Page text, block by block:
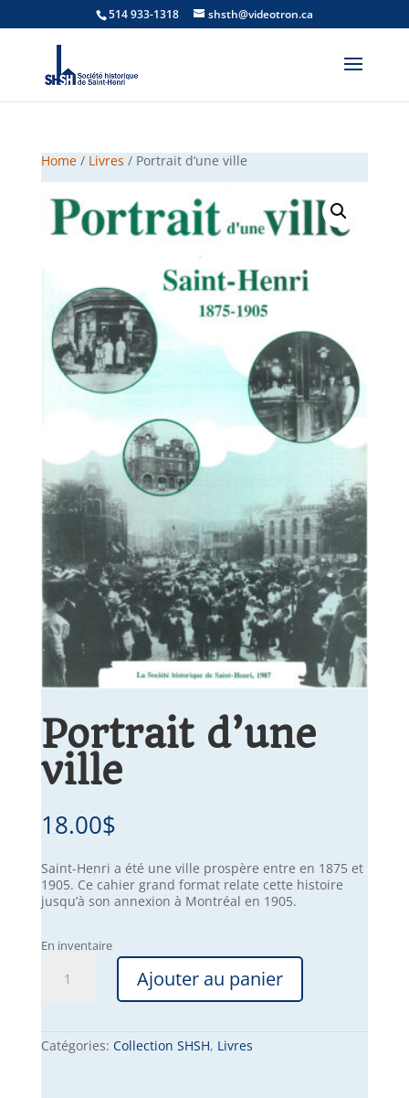
514 933-1318 shsth@videotron.ca
Home/ Livres / Portrait d’une ville
Portrait d’une
ville
18.00$
Saint-Henri a été une ville prospère entre en 1875 et
1905. Ce cahier grand format relate cette histoire
jusqu’à son annexion à Montréal en 1905.
En inventaire
Ajouter au panier
Catégories: Collection SHSH, Livres